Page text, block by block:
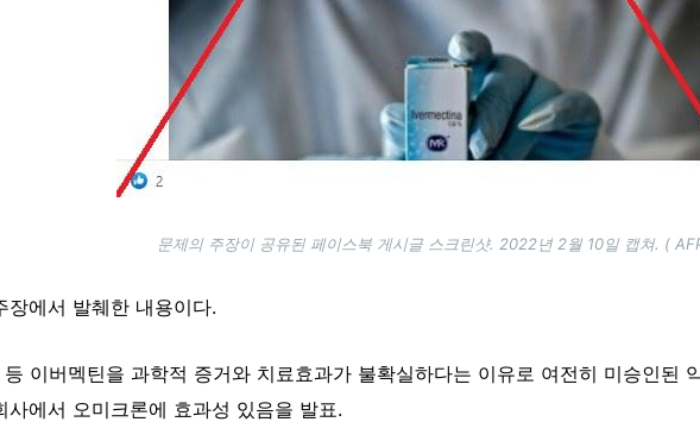
문제의 주장이 공유된 페이스북 게시글 스크린샷. 2022년 2월 10일 캡쳐. (
장에서 발췌한 내용이다.
이버멕틴을 과학적 증거와 치료효과가 불확실하다는 이유로 여전히 미승인된
사에서 오미크론에 효과성 있음을 발표.